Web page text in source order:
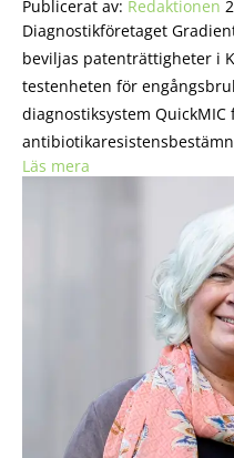
Publicerat av: Redaktionen
Diagnostikföretaget
beviljas patenträttigheter i
testenheten för
diagnostiksystem
Läs mera